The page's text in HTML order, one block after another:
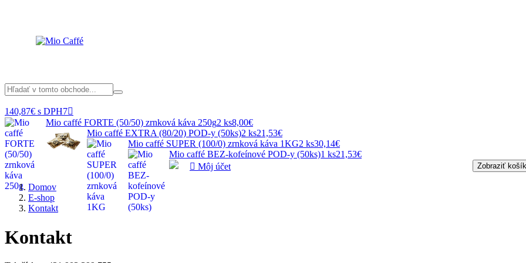
140,87€ s DPH7
Mio caffé FORTE (50/50) zrnková káva 250g2 ks8,00€
Mio caffé EXTRA (80/20) POD-y (50ks)2 ks21,53€
Mio caffé SUPER (100/0) zrnková káva 1KG2 ks30,14€
Mio caffé BEZ-kofeínové POD-y (50ks)1 ks21,53€
Zobraziť košík
 Môj účet
Domov
E-shop
Kontakt
Kontakt